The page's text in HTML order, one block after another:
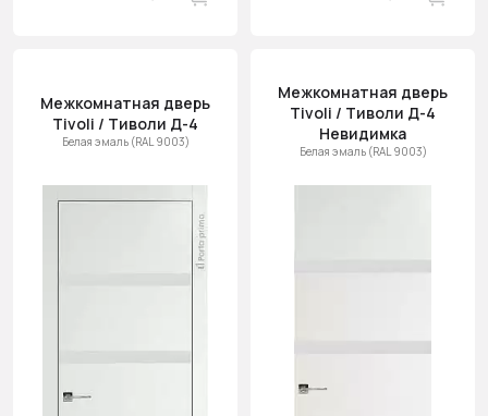
Межкомнатная дверь
Tivoli / Тиволи Д-4
Белая эмаль (RAL 9003)
Межкомнатная дверь
Tivoli / Тиволи Д-4
Невидимка
Белая эмаль (RAL 9003)